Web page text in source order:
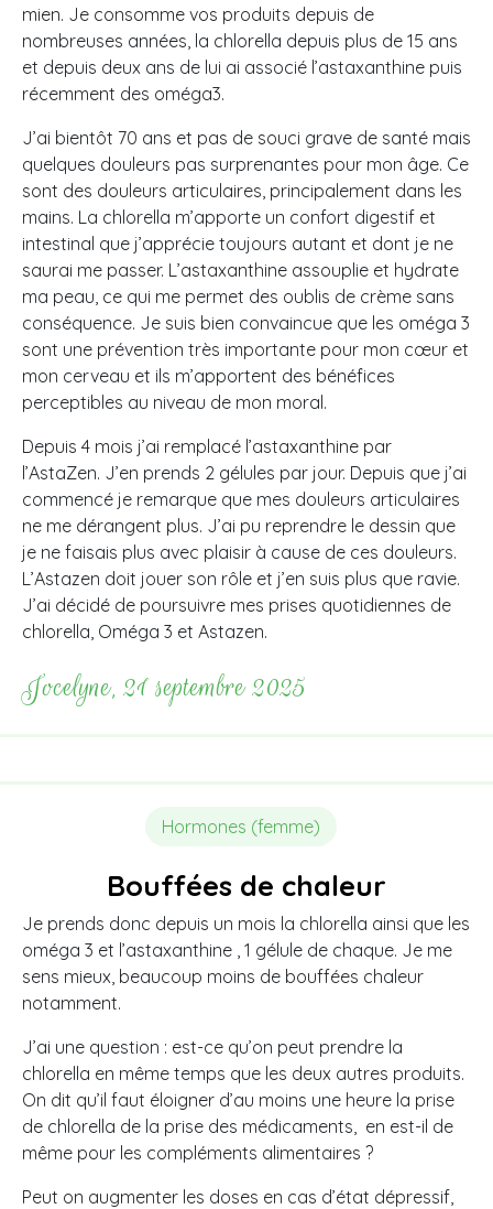
mien. Je consomme vos produits depuis de
nombreuses années, la chlorella depuis plus de 15 ans
et depuis deux ans de lui ai associé l’astaxanthine puis
récemment des oméga3.
J’ai bientôt 70 ans et pas de souci grave de santé mais
quelques douleurs pas surprenantes pour mon âge. Ce
sont des douleurs articulaires, principalement dans les
mains. La chlorella m’apporte un confort digestif et
intestinal que j’apprécie toujours autant et dont je ne
saurai me passer. L’astaxanthine assouplie et hydrate
ma peau, ce qui me permet des oublis de crème sans
conséquence. Je suis bien convaincue que les oméga 3
sont une prévention très importante pour mon cœur et
mon cerveau et ils m’apportent des bénéfices
perceptibles au niveau de mon moral.
Depuis 4 mois j’ai remplacé l’astaxanthine par
l’AstaZen. J’en prends 2 gélules par jour. Depuis que j’ai
commencé je remarque que mes douleurs articulaires
ne me dérangent plus. J’ai pu reprendre le dessin que
je ne faisais plus avec plaisir à cause de ces douleurs.
L’Astazen doit jouer son rôle et j’en suis plus que ravie.
J’ai décidé de poursuivre mes prises quotidiennes de
chlorella, Oméga 3 et Astazen.
Jocelyne, 21 septembre 2025
Hormones (femme)
Bouffées de chaleur
Je prends donc depuis un mois la chlorella ainsi que les
oméga 3 et l’astaxanthine , 1 gélule de chaque. Je me
sens mieux, beaucoup moins de bouffées chaleur
notamment.
J’ai une question : est-ce qu’on peut prendre la
chlorella en même temps que les deux autres produits.
On dit qu’il faut éloigner d’au moins une heure la prise
de chlorella de la prise des médicaments, en est-il de
même pour les compléments alimentaires ?
Peut on augmenter les doses en cas d’état dépressif,